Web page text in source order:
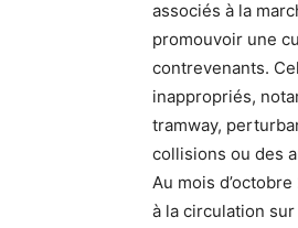
associés à la
promouvoir une
contrevenants.
inappropriés,
tramway,
collisions ou des
Au mois
à la circulation